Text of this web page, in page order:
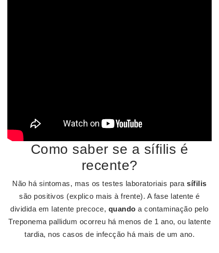
Como saber se a sífilis é
recente?
Não há sintomas, mas os testes laboratoriais parasífilis
são positivos (explico mais à frente). A fase latente é
dividida em latente precoce, quando a contaminação pelo
Treponema pallidum ocorreu há menos de 1 ano, ou latente
tardia, nos casos de infecção há mais de um ano.